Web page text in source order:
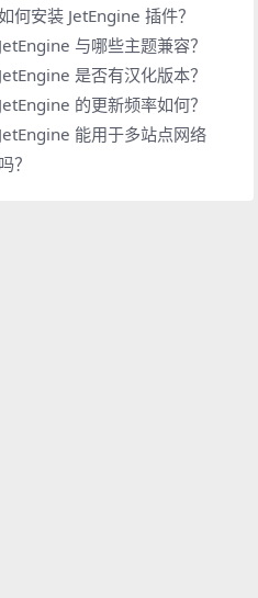
何安装 JetEngine 插件？
JetEngine 与哪些主题兼容？
JetEngine 是否有汉化版本？
JetEngine 的更新频率如何？
JetEngine 能用于多站点网络
吗？